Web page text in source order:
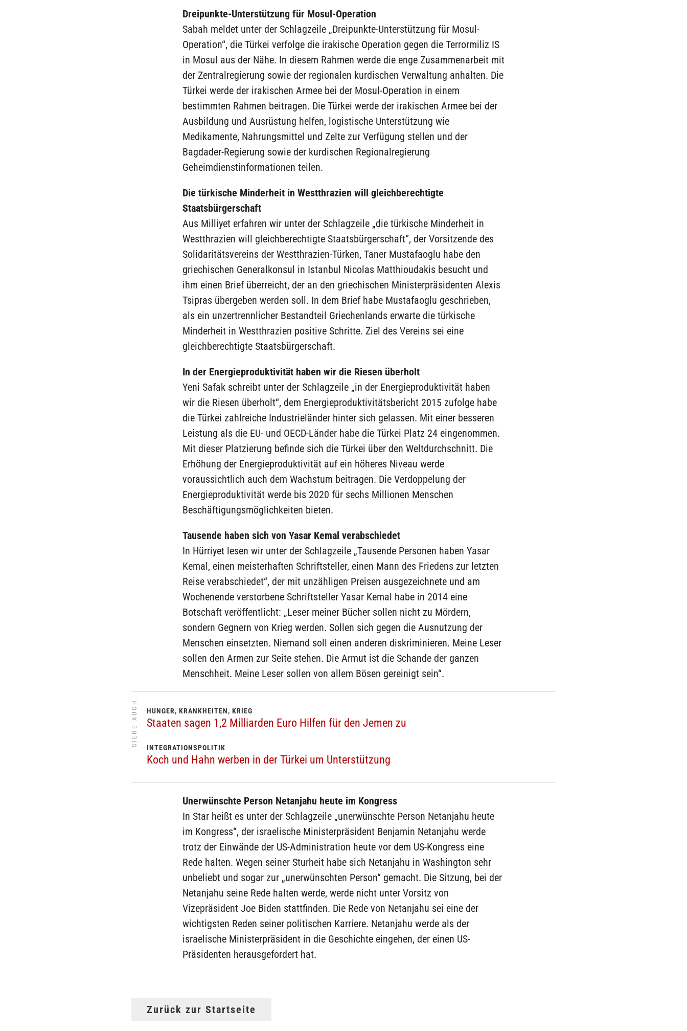
Dreipunkte-Unterstützung für Mosul-Operation
Sabah meldet unter der Schlagzeile „Dreipunkte-Unterstützung für Mosul-
Operation“, die Türkei verfolge die irakische Operation gegen die Terrormiliz IS
in Mosul aus der Nähe. In diesem Rahmen werde die enge Zusammenarbeit mit
der Zentralregierung sowie der regionalen kurdischen Verwaltung anhalten. Die
Türkei werde der irakischen Armee bei der Mosul-Operation in einem
bestimmten Rahmen beitragen. Die Türkei werde der irakischen Armee bei der
Ausbildung und Ausrüstung helfen, logistische Unterstützung wie
Medikamente, Nahrungsmittel und Zelte zur Verfügung stellen und der
Bagdader-Regierung sowie der kurdischen Regionalregierung
Geheimdienstinformationen teilen.
Die türkische Minderheit in Westthrazien will gleichberechtigte
Staatsbürgerschaft
Aus Milliyet erfahren wir unter der Schlagzeile „die türkische Minderheit in
Westthrazien will gleichberechtigte Staatsbürgerschaft“, der Vorsitzende des
Solidaritätsvereins der Westthrazien-Türken, Taner Mustafaoglu habe den
griechischen Generalkonsul in Istanbul Nicolas Matthioudakis besucht und
ihm einen Brief überreicht, der an den griechischen Ministerpräsidenten Alexis
Tsipras übergeben werden soll. In dem Brief habe Mustafaoglu geschrieben,
als ein unzertrennlicher Bestandteil Griechenlands erwarte die türkische
Minderheit in Westthrazien positive Schritte. Ziel des Vereins sei eine
gleichberechtigte Staatsbürgerschaft.
In der Energieproduktivität haben wir die Riesen überholt
Yeni Safak schreibt unter der Schlagzeile „in der Energieproduktivität haben
wir die Riesen überholt“, dem Energieproduktivitätsbericht 2015 zufolge habe
die Türkei zahlreiche Industrieländer hinter sich gelassen. Mit einer besseren
Leistung als die EU- und OECD-Länder habe die Türkei Platz 24 eingenommen.
Mit dieser Platzierung befinde sich die Türkei über den Weltdurchschnitt. Die
Erhöhung der Energieproduktivität auf ein höheres Niveau werde
voraussichtlich auch dem Wachstum beitragen. Die Verdoppelung der
Energieproduktivität werde bis 2020 für sechs Millionen Menschen
Beschäftigungsmöglichkeiten bieten.
Tausende haben sich von Yasar Kemal verabschiedet
In Hürriyet lesen wir unter der Schlagzeile „Tausende Personen haben Yasar
Kemal, einen meisterhaften Schriftsteller, einen Mann des Friedens zur letzten
Reise verabschiedet“, der mit unzähligen Preisen ausgezeichnete und am
Wochenende verstorbene Schriftsteller Yasar Kemal habe in 2014 eine
Botschaft veröffentlicht: „Leser meiner Bücher sollen nicht zu Mördern,
sondern Gegnern von Krieg werden. Sollen sich gegen die Ausnutzung der
Menschen einsetzten. Niemand soll einen anderen diskriminieren. Meine Leser
sollen den Armen zur Seite stehen. Die Armut ist die Schande der ganzen
Menschheit. Meine Leser sollen von allem Bösen gereinigt sein“.
SIEHE AUCH HUNGER, KRANKHEITEN, KRIEG
Staaten sagen 1,2 Milliarden Euro Hilfen für den Jemen zu
INTEGRATIONSPOLITIK
Koch und Hahn werben in der Türkei um Unterstützung
Unerwünschte Person Netanjahu heute im Kongress
In Star heißt es unter der Schlagzeile „unerwünschte Person Netanjahu heute
im Kongress“, der israelische Ministerpräsident Benjamin Netanjahu werde
trotz der Einwände der US-Administration heute vor dem US-Kongress eine
Rede halten. Wegen seiner Sturheit habe sich Netanjahu in Washington sehr
unbeliebt und sogar zur „unerwünschten Person“ gemacht. Die Sitzung, bei der
Netanjahu seine Rede halten werde, werde nicht unter Vorsitz von
Vizepräsident Joe Biden stattfinden. Die Rede von Netanjahu sei eine der
wichtigsten Reden seiner politischen Karriere. Netanjahu werde als der
israelische Ministerpräsident in die Geschichte eingehen, der einen US-
Präsidenten herausgefordert hat.
Zurück zur Startseite